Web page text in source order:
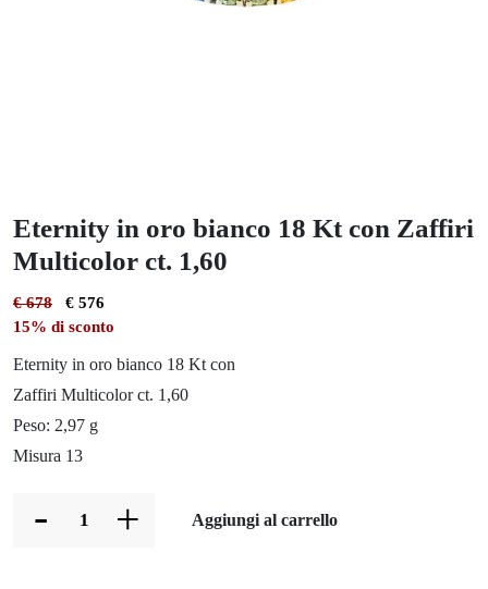
Eternity in oro bianco 18 Kt con Zaffiri
Multicolor ct. 1,60
€ 678
€ 576
15% di sconto
Eternity in oro bianco 18 Kt con
Zaffiri Multicolor ct. 1,60
Peso: 2,97 g
Misura 13
- + Aggiungi al carrello